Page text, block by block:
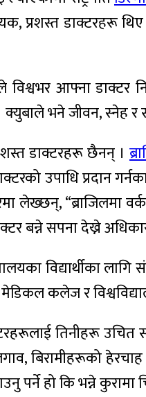
डाक्टरहरू थिए ।
विश्वभर आफ्ना डाक्टर
भने जीवन, स्नेह र
डाक्टरहरू छैनन् ।
उपाधि प्रदान
लेख्छन्, “ब्राजिलमा
बन्ने सपना देख्ने
विद्यार्थीका
कलेज र
तिनीहरू उचित
बिरामीहरूको
पर्ने हो कि भन्ने कुरामा